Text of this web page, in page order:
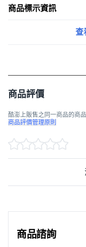
商品標示資訊
查
商品評價
酷澎上販售之同一商品的商
商品評價管理原則
商品諮詢